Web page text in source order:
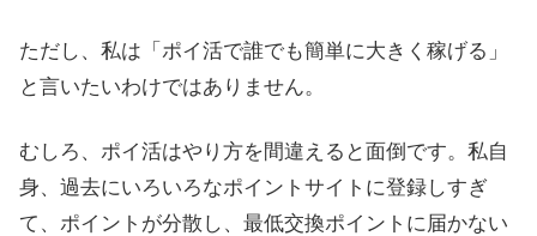
ただし、私は「ポイ活で誰でも簡単に大きく稼げる」
と言いたいわけではありません。
むしろ、ポイ活はやり方を間違えると面倒です。私自
身、過去にいろいろなポイントサイトに登録しすぎ
て、ポイントが分散し、最低交換ポイントに届かない